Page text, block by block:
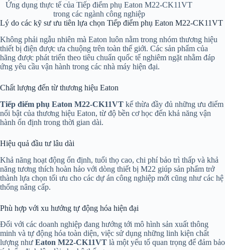
Ứng dụng thực tế của Tiếp điểm phụ Eaton M22-CK11VT
trong các ngành công nghiệp
Lý do các kỹ sư ưu tiên lựa chọn Tiếp điểm phụ Eaton M22-CK11VT
Không phải ngẫu nhiên mà Eaton luôn nằm trong nhóm thương hiệu
thiết bị điện được ưa chuộng trên toàn thế giới. Các sản phẩm của
hãng được phát triển theo tiêu chuẩn quốc tế nghiêm ngặt nhằm đáp
ứng yêu cầu vận hành trong các nhà máy hiện đại.
Chất lượng đến từ thương hiệu Eaton
Tiếp điểm phụ Eaton M22-CK11VT kế thừa đầy đủ những ưu điểm
nổi bật của thương hiệu Eaton, từ độ bền cơ học đến khả năng vận
hành ổn định trong thời gian dài.
Hiệu quả đầu tư lâu dài
Khả năng hoạt động ổn định, tuổi thọ cao, chi phí bảo trì thấp và khả
năng tương thích hoàn hảo với dòng thiết bị M22 giúp sản phẩm trở
thành lựa chọn tối ưu cho các dự án công nghiệp mới cũng như các hệ
thống nâng cấp.
Phù hợp với xu hướng tự động hóa hiện đại
Đối với các doanh nghiệp đang hướng tới mô hình sản xuất thông
minh và tự động hóa toàn diện, việc sử dụng những linh kiện chất
lượng như Eaton M22-CK11VT là một yếu tố quan trọng để đảm bảo